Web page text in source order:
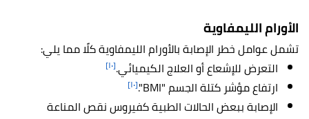
الأورام الليمفاوية
تشمل عوامل خطر الإصابة بالأورام الليمفاوية كلًا مما يلي:
التعرض للإشعاع أو العلاج الكيميائي.[١٠]
ارتفاع مؤشر كتلة الجسم "BMI". [١٠]
الإصابة ببعض الحالات الطبية كفيروس نقص المناعة